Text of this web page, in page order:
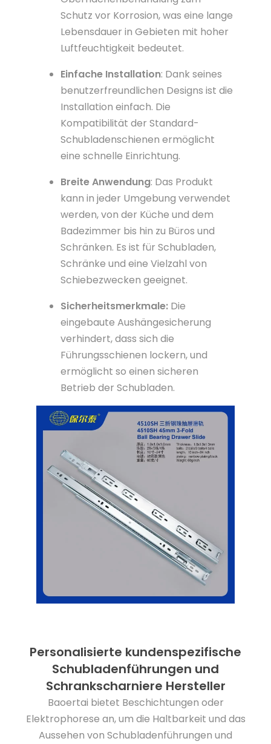
Schutz vor Korrosion, was eine lange
Lebensdauer in Gebieten mit hoher
Luftfeuchtigkeit bedeutet.
Einfache Installation: Dank seines
benutzerfreundlichen Designs ist die
Installation einfach. Die
Kompatibilität der Standard-
Schubladenschienen ermöglicht
eine schnelle Einrichtung.
Breite Anwendung: Das Produkt
kann in jeder Umgebung verwendet
werden, von der Küche und dem
Badezimmer bis hin zu Büros und
Schränken. Es ist für Schubladen,
Schränke und eine Vielzahl von
Schiebezwecken geeignet.
Sicherheitsmerkmale: Die
eingebaute Aushängesicherung
verhindert, dass sich die
Führungsschienen lockern, und
ermöglicht so einen sicheren
Betrieb der Schubladen.
Personalisierte kundenspezifische
Schubladenführungen und
Schrankscharniere Hersteller
Baoertai bietet Beschichtungen oder
Elektrophorese an, um die Haltbarkeit und das
Aussehen von Schubladenführungen und